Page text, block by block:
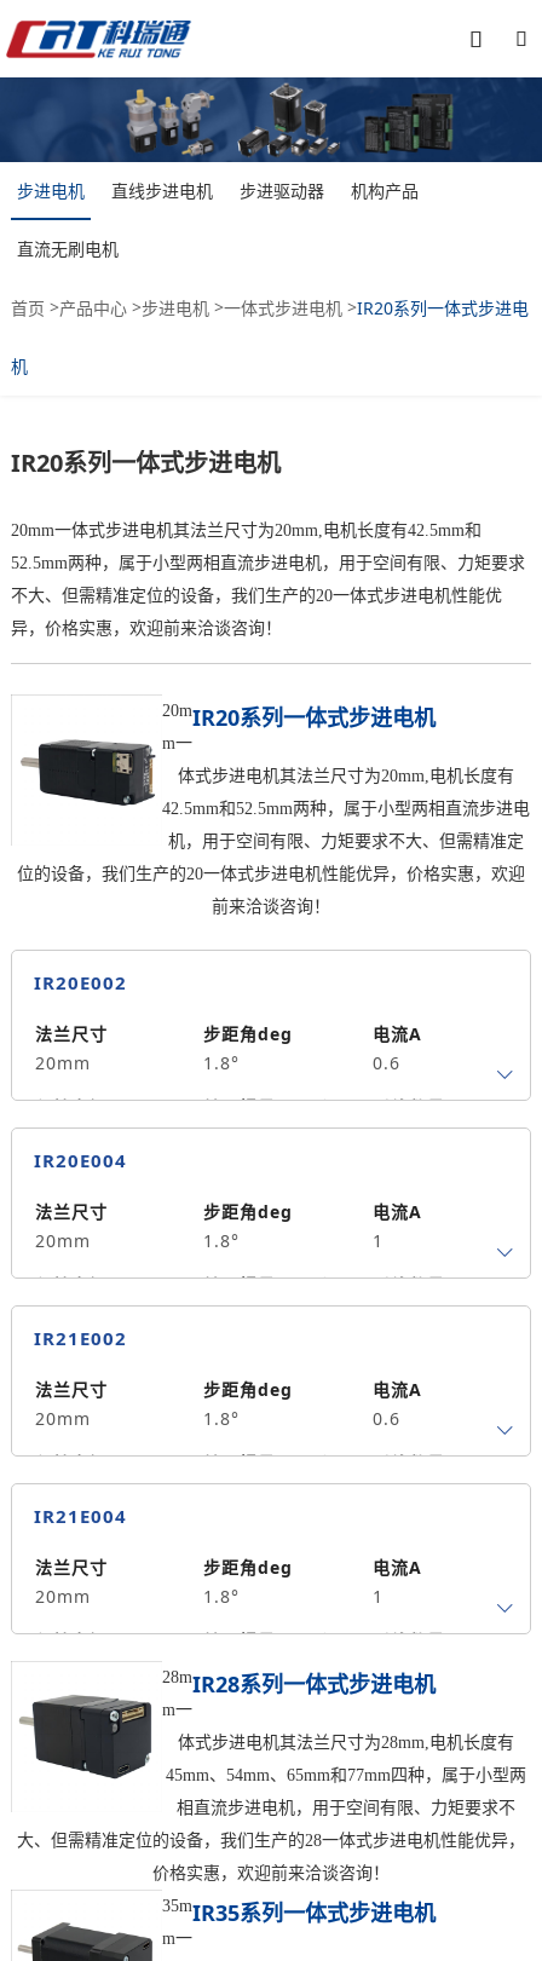


步进电机 直线步进电机 步进驱动器 机构产品
直流无刷电机
首页 >产品中心>步进电机>一体式步进电机>IR20系列一体式步进电
机
IR20系列一体式步进电机
20mm一体式步进电机其法兰尺寸为20mm,电机长度有42.5mm和
52.5mm两种，属于小型两相直流步进电机，用于空间有限、力矩要求
不大、但需精准定位的设备，我们生产的20一体式步进电机性能优
异，价格实惠，欢迎前来洽谈咨询！
IR20系列一体式步进电机
20m
m一
体式步进电机其法兰尺寸为20mm,电机长度有
42.5mm和52.5mm两种，属于小型两相直流步进电
机，用于空间有限、力矩要求不大、但需精准定
位的设备，我们生产的20一体式步进电机性能优异，价格实惠，欢迎
前来洽谈咨询！
IR20E002
法兰尺寸
20mm
步距角deg
1.8°
电流A
0.6
保持力矩N.m
0.015
转子惯量g.cm²
2.5
引线数量
0
4
单出轴
42.5
重量kg
0.08
IR20E004
法兰尺寸
20mm
步距角deg
1.8°
电流A
1
保持力矩N.m
0.04
转子惯量g.cm²
3.3
引线数量
0
4
单出轴
52.5
重量kg
0.1
IR21E002
法兰尺寸
20mm
步距角deg
1.8°
电流A
0.6
保持力矩N.m
0.015
转子惯量g.cm²
2.
引线数量
0
4
单出轴
42.5
重量kg
0.08
IR21E004
法兰尺寸
20mm
步距角deg
1.8°
电流A
1
保持力矩N.m
0.04
转子惯量g.cm²
引线数量
0
轴径
4
单出轴
52.5
IR28系列一体式步进电机
28m
m一
体式步进电机其法兰尺寸为28mm,电机长度有
45mm、54mm、65mm和77mm四种，属于小型两
相直流步进电机，用于空间有限、力矩要求不
大、但需精准定位的设备，我们生产的28一体式步进电机性能优异，
价格实惠，欢迎前来洽谈咨询！
IR35系列一体式步进电机
35m
m一